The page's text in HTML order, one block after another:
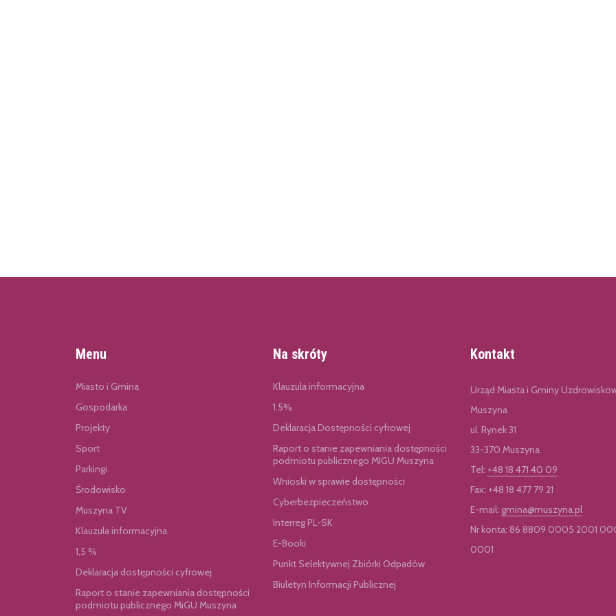
Menu
Miasto i Gmina
Gospodarka
Projekty
Sport
Parkingi
Środowisko
Muszyna TV
Klauzula informacyjna
1,5 %
Deklaracja dostępności cyfrowej
Raport o stanie zapewniania dostępności
podmiotu publicznego MiGU Muszyna
Na skróty
Klauzula informacyjna
1.5%
Deklaracja Dostępności cyfrowej
Raport o stanie zapewniania dostępności
podmiotu publicznego MIGU Muszyna
Wnioski w sprawie dostępności
Cyberbezpieczeństwo
Interreg PL-SK
E-Booki
Punkt Selektywnej Zbiórki Odpadów
Biuletyn Informacji Publicznej
Kontakt
Urząd Miasta i Gminy
Muszyna
ul. Rynek 31
33-370 Muszyna
Tel: +48 18 471 40 09
Fax: +48 18 477 79 21
E-mail: gmina@muszyna.pl
Nr konta: 86 8809 0005 2001
0001